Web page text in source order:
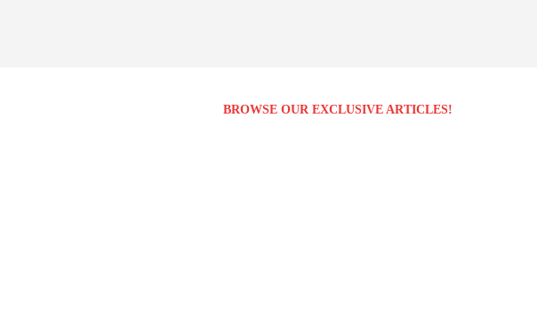
BROWSE OUR EXCLUSIVE ARTICLES!